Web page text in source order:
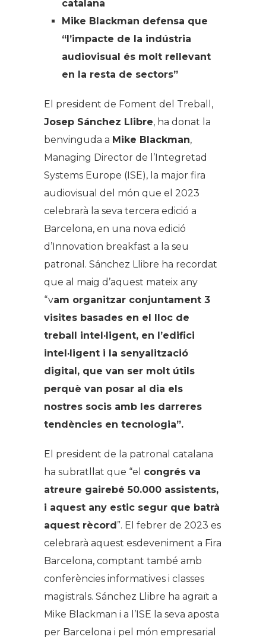
catalana
Mike Blackman defensa que
“l’impacte de la indústria
audiovisual és molt rellevant
en la resta de sectors”
El president de Foment del Treball,
Josep Sánchez Llibre, ha donat la
benvinguda a Mike Blackman,
Managing Director de l’Integretad
Systems Europe (ISE), la major fira
audiovisual del món que el 2023
celebrarà la seva tercera edició a
Barcelona, en una nova edició
d’Innovation breakfast a la seu
patronal. Sánchez Llibre ha recordat
que al maig d’aquest mateix any
“vam organitzar conjuntament 3
visites basades en el lloc de
treball intel·ligent, en l’edifici
intel·ligent i la senyalització
digital, que van ser molt útils
perquè van posar al dia els
nostres socis amb les darreres
tendències en tecnologia”.
El president de la patronal catalana
ha subratllat que “el congrés va
atreure gairebé 50.000 assistents,
i aquest any estic segur que batrà
aquest rècord”. El febrer de 2023 es
celebrarà aquest esdeveniment a Fira
Barcelona, comptant també amb
conferències informatives i classes
magistrals. Sánchez Llibre ha agraït a
Mike Blackman i a l’ISE la seva aposta
per Barcelona i pel món empresarial